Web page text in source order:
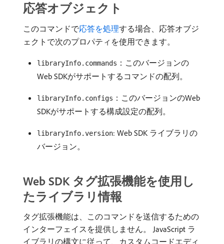
応答オブジェクト
このコマンドで応答を処理する場合、応答オブジ
ェクトで次のプロパティを使用できます。
libraryInfo.commands ：このバージョンの
Web SDKがサポートするコマンドの配列。
libraryInfo.configs ：このバージョンのWeb
SDKがサポートする構成設定の配列。
libraryInfo.version: Web SDK ライブラリの
バージョン。
Web SDK タグ拡張機能を使用し
たライブラリ情報
タグ拡張機能は、このコマンドを送信するための
インターフェイスを提供しません。 JavaScript ラ
イブラリの構文に従って、カスタムコードエディ